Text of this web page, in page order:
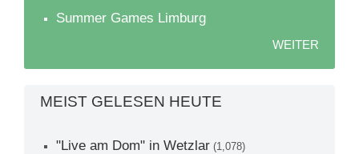
Summer Games Limburg
WEITER
MEIST GELESEN HEUTE
"Live am Dom" in Wetzlar (1,078)